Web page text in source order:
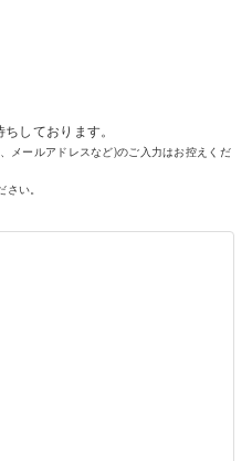
しております。
メールアドレスなど)のご入力はお控えくだ
い。